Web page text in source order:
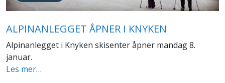
ALPINANLEGGET ÅPNER I KNYKEN
Alpinanlegget i Knyken skisenter åpner mandag 8.
januar.
Les mer…